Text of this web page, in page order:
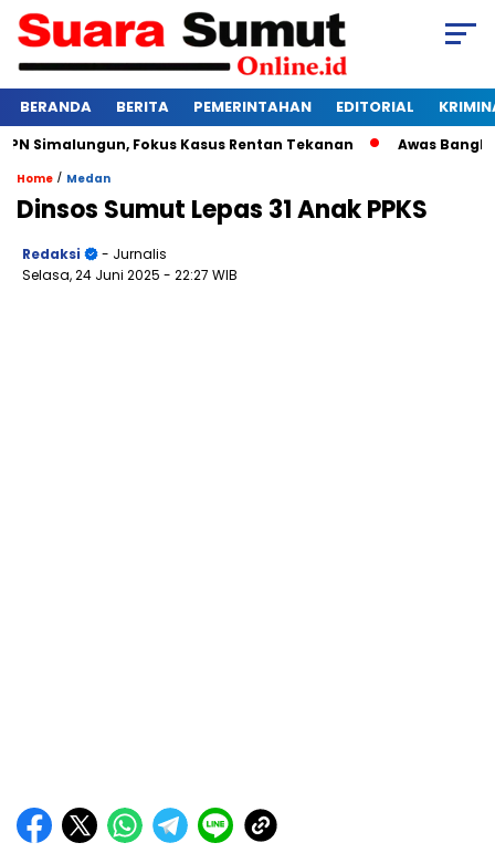
BERANDA BERITA PEMERINTAHAN EDITORIAL
Fokus Kasus Rentan Tekanan Awas Bangkrut!
Home / Medan
Dinsos Sumut Lepas 31 Anak PPKS
Redaksi
- Jurnalis
Selasa, 24 Juni 2025 - 22:27 WIB